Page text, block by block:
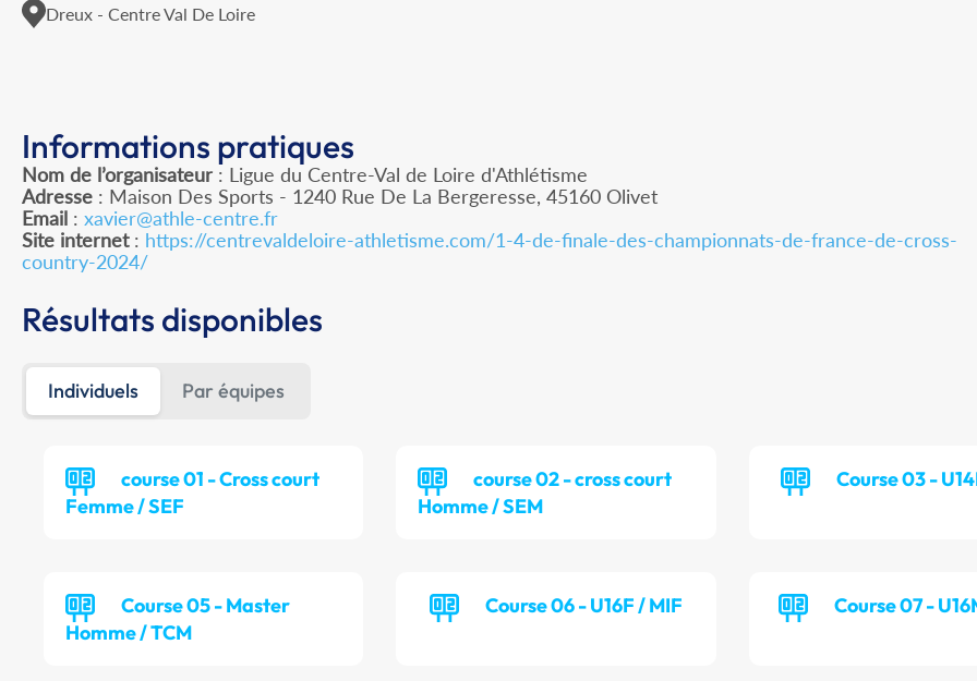
Dreux - Centre Val De Loire
Informations pratiques
Nom de l’organisateur : Ligue du Centre-Val de Loire d'Athlétisme
Adresse : Maison Des Sports - 1240 Rue De La Bergeresse, 45160 Olivet
Email : xavier@athle-centre.fr
Site internet: https://centrevaldeloire-athletisme.com/1-4-de-finale-des-championnats-de-france-de-cross-
country-2024/
Résultats disponibles
Individuels Par équipes
course 01 - Cross court
Femme / SEF
course 02 - cross court
Homme / SEM
Course 03 -
Course 05 - Master
Homme / TCM
Course 06 - U16F / MIF Course 07 -